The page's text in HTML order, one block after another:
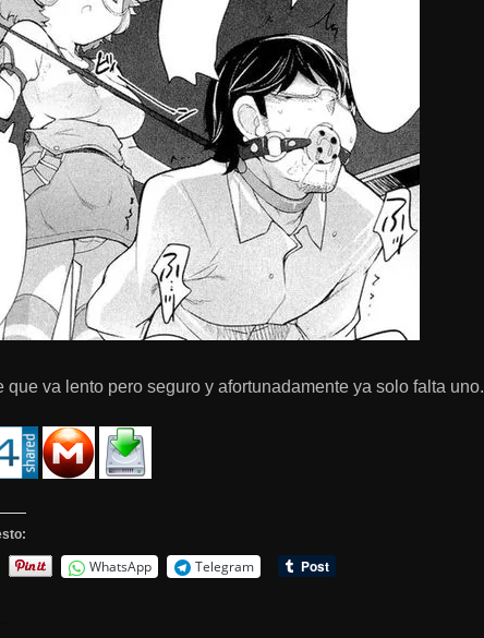
que va lento pero seguro y afortunadamente ya solo falta uno.
WhatsApp Telegram